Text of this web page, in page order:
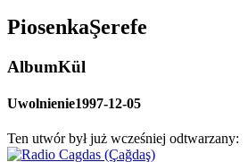
PiosenkaŞerefe
AlbumKül
Uwolnienie1997-12-05
Ten utwór był już wcześniej odtwarzany: